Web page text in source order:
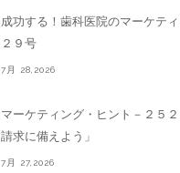
成功する！歯科医院のマーケテ
２９号
7月 28,2026
マーケティング・ヒント－２５
請求に備えよう」
7月 27,2026